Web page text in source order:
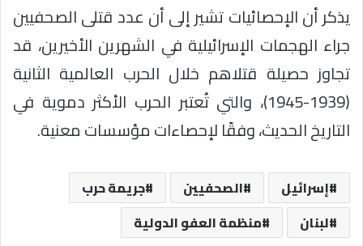
يذكر أن الإحصائيات تشير إلى أن عدد قتلى الصحفيين
جراء الهجمات الإسرائيلية في الشهرين الأخيرين، قد
تجاوز حصيلة قتلاهم خلال الحرب العالمية الثانية
(1939-1945)، والتي تُعتبر الحرب الأكثر دموية في
التاريخ الحديث، وفقًا لإحصاءات مؤسسات معنية.
إسرائيل الصحفيين
جريمة حرب
لبنان
منظمة العفو الدولية